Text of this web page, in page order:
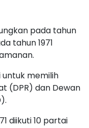
pada tahun
tahun 1971
untuk memilih
(DPR) dan Dewan
diikuti 10 partai